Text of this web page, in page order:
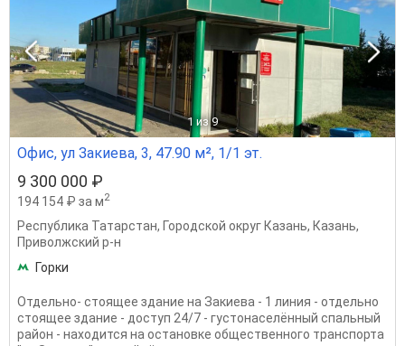
1 из 9
Офис, ул Закиева, 3, 47.90 м², 1/1 эт.
9 300 000 ₽
194 154 ₽ за м2
Республика Татарстан, Городской округ Казань, Казань,
Приволжский р-н
Горки
Отдельно- стоящее здание на Закиева - 1 линия - отдельно
стоящее здание - доступ 24/7 - густонаселённый спальный
район - находится на остановке общественного транспорта